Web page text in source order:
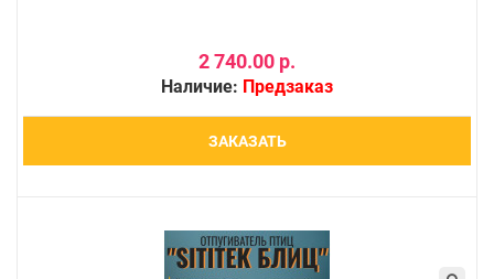
2 740.00 р.
Наличие: Предзаказ
ЗАКАЗАТЬ